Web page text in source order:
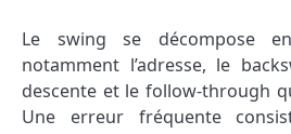
Le swing se décompose
notamment l’adresse, le
descente et le follow-through
Une erreur fréquente